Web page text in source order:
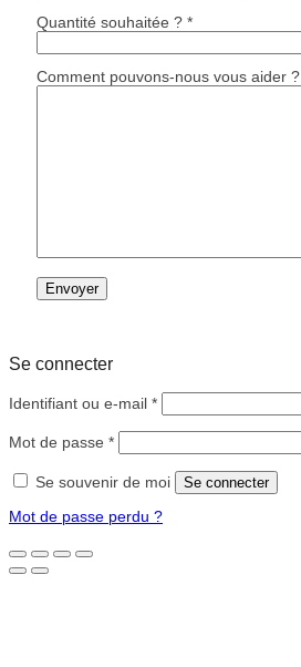
Quantité souhaitée ? *
Comment pouvons-nous vous aider ?
Se connecter
Identifiant ou e-mail *Obligatoire
Mot de passe *Obligatoire
Se souvenir de moi Se connecter
Mot de passe perdu ?